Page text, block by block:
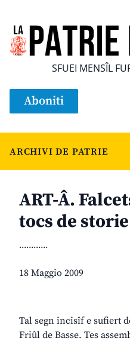
SFUEI MENSÎL
Aboniti
ARCHIVI DE PATRIE
ART-Â.
tocs de
............
18 Maggio 2009
Tal segn incisîf e sufiert
Friûl de Basse. Tes